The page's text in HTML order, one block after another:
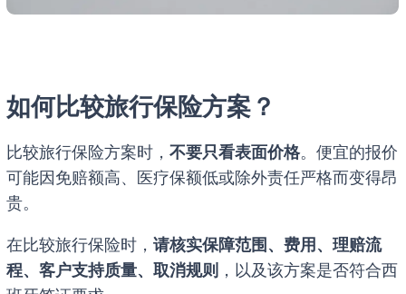
如何比较旅行保险方案？
比较旅行保险方案时， 不要只看表面价格。便宜的报价
可能因免赔额高、医疗保额低或除外责任严格而变得昂
贵。
在比较旅行保险时， 请核实保障范围、费用、理赔流
程、客户支持质量、取消规则 ，以及该方案是否符合西